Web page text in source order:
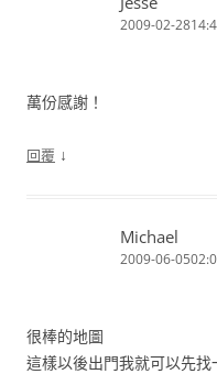
2009-02-
萬份感謝！
回覆 ↓
Michael
2009-06-
很棒的地圖
這樣以後出門我就可以先